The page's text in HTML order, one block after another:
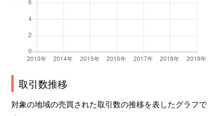
取引数推移
対象の地域の売買された取引数の推移を表したグラフで